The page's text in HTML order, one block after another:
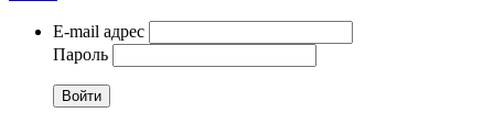
E-mail адрес
Пароль
Войти